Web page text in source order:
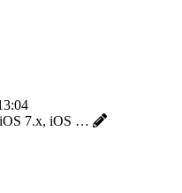
iOS 7.x, iOS …